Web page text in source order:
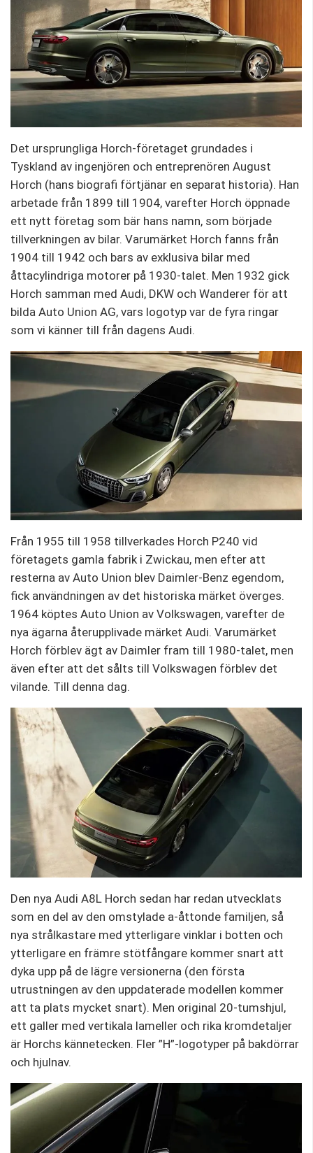
Det ursprungliga Horch-företaget grundades i
Tyskland av ingenjören och entreprenören August
Horch (hans biografi förtjänar en separat historia). Han
arbetade från 1899 till 1904, varefter Horch öppnade
ett nytt företag som bär hans namn, som började
tillverkningen av bilar. Varumärket Horch fanns från
1904 till 1942 och bars av exklusiva bilar med
åttacylindriga motorer på 1930-talet. Men 1932 gick
Horch samman med Audi, DKW och Wanderer för att
bilda Auto Union AG, vars logotyp var de fyra ringar
som vi känner till från dagens Audi.
Från 1955 till 1958 tillverkades Horch P240 vid
företagets gamla fabrik i Zwickau, men efter att
resterna av Auto Union blev Daimler-Benz egendom,
fick användningen av det historiska märket överges.
1964 köptes Auto Union av Volkswagen, varefter de
nya ägarna återupplivade märket Audi. Varumärket
Horch förblev ägt av Daimler fram till 1980-talet, men
även efter att det sålts till Volkswagen förblev det
vilande. Till denna dag.
Den nya Audi A8L Horch sedan har redan utvecklats
som en del av den omstylade a-åttonde familjen, så
nya strålkastare med ytterligare vinklar i botten och
ytterligare en främre stötfångare kommer snart att
dyka upp på de lägre versionerna (den första
utrustningen av den uppdaterade modellen kommer
att ta plats mycket snart). Men original 20-tumshjul,
ett galler med vertikala lameller och rika kromdetaljer
är Horchs kännetecken. Fler ”H”-logotyper på bakdörrar
och hjulnav.